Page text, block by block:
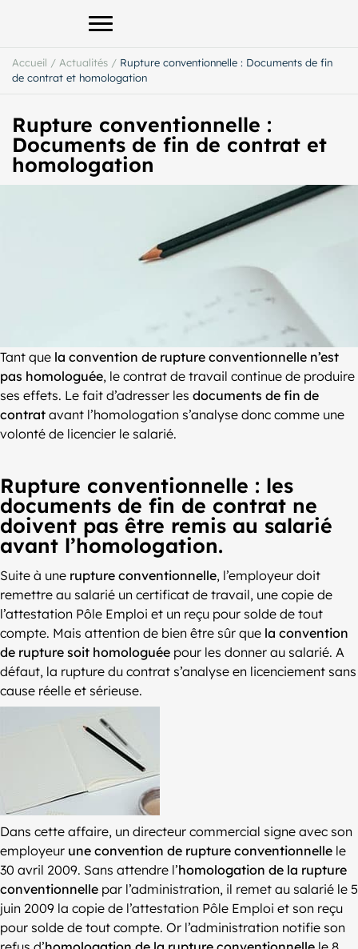
Afficher le menu principal
Accueil / Actualités / Rupture conventionnelle : Documents de fin
de contrat et homologation
Rupture conventionnelle :
Documents de fin de contrat et
homologation
Tant que la convention de rupture conventionnelle n’est
pas homologuée, le contrat de travail continue de produire
ses effets. Le fait d’adresser les documents de fin de
contrat avant l’homologation s’analyse donc comme une
volonté de licencier le salarié.
Rupture conventionnelle : les
documents de fin de contrat ne
doivent pas être remis au salarié
avant l’homologation.
Suite à une rupture conventionnelle, l’employeur doit
remettre au salarié un certificat de travail, une copie de
l’attestation Pôle Emploi et un reçu pour solde de tout
compte. Mais attention de bien être sûr que la convention
de rupture soit homologuée pour les donner au salarié. A
défaut, la rupture du contrat s’analyse en licenciement sans
cause réelle et sérieuse.
Dans cette affaire, un directeur commercial signe avec son
employeur une convention de rupture conventionnelle le
30 avril 2009. Sans attendre l’homologation de la rupture
conventionnelle par l’administration, il remet au salarié le 5
juin 2009 la copie de l’attestation Pôle Emploi et son reçu
pour solde de tout compte. Or l’administration notifie son